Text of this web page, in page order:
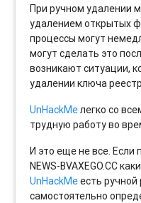
При ручном удалении
удалением открытых
процессы могут
могут сделать это
возникают ситуации,
удалении ключа
UnHackMeлегко со
трудную работу во
И это еще не все. Если
NEWS-BVAXEGO.CC
UnHackMeесть
самостоятельно